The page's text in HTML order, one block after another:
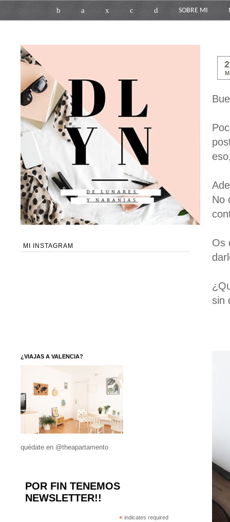
b a x c d SOBRE MI
No
Os
sin
MI INSTAGRAM
¿VIAJAS A VALENCIA?
quédate en @theapartamento
POR FIN TENEMOS
NEWSLETTER!!
* indicates required